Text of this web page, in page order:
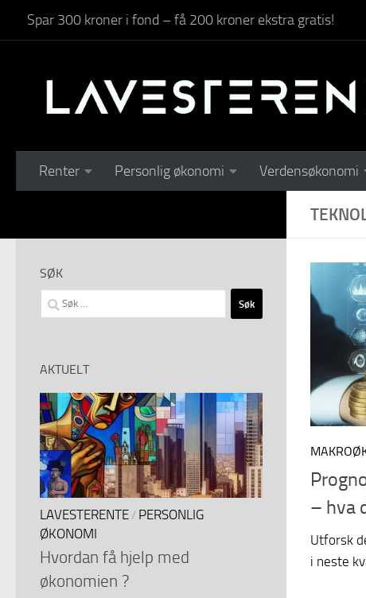
Skip to content
Spar 300 kroner i fond – få 200 kroner ekstra gratis!
Renter Personlig økonomi Verdensøkonomi
– hva
Utforsk
i neste
SØK
Søk
etter:
AKTUELT
LAVESTERENTE / PERSONLIG
ØKONOMI
Hvordan få hjelp med
økonomien ?